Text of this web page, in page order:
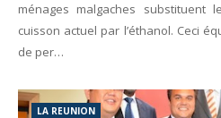
ménages malgaches substituent
cuisson actuel par l’éthanol. Ceci
de per…
LA REUNION